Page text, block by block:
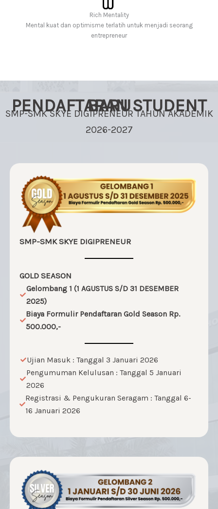
Rich Mentality
Mental kuat dan optimisme terlatih untuk menjadi seorang
entrepreneur
PENDAFTARAN STUDENT BARU
SMP-SMK SKYE DIGIPRENEUR TAHUN AKADEMIK
2026-2027
SMP-SMK SKYE DIGIPRENEUR
GOLD SEASON
Gelombang 1 (1 AGUSTUS S/D 31 DESEMBER
2025)
Biaya Formulir Pendaftaran Gold Season Rp.
500.000,-
Ujian Masuk : Tanggal 3 Januari 2026
Pengumuman Kelulusan : Tanggal 5 Januari
2026
Registrasi & Pengukuran Seragam : Tanggal 6-
16 Januari 2026